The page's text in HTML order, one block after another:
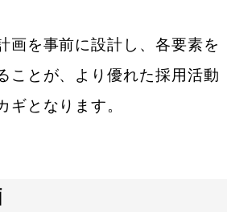
画を事前に設計し、各要素を
ことが、より優れた採用活動
ギとなります。